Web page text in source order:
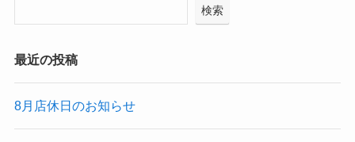
検索
最近の投稿
8月店休日のお知らせ